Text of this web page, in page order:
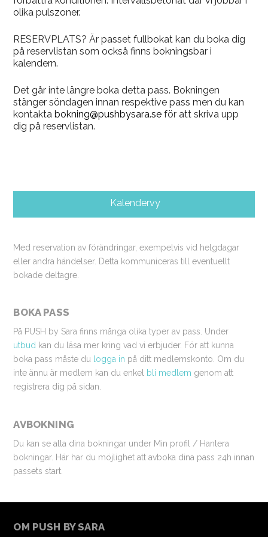
olika pulszoner.
RESERVPLATS? Är passet fullbokat kan du boka dig
på reservlistan som också finns bokningsbar i
kalendern.
Det går inte längre boka detta pass. Bokningen
stänger söndagen innan respektive pass men du kan
kontaktabokning@pushbysara.se för att skriva upp
dig på reservlistan.
Kalendervy
Med reservation av förändringar, exempelvis vid helgdagar
eller andra händelser. Detta kommuniceras till eventuellt
bokade deltagre.
BOKA PASS
På PUSH by Sara finns många olika typer av pass. Under
utbud kan du läsa mer kring vad vi erbjuder. För att kunna
boka pass måste du logga in på ditt medlemskonto. Om du
inte ännu är medlem kan du enkel bli medlem genom att
registrera dig på sidan.
AVBOKNING
Du kan se alla dina bokningar under Min profil / Hantera
bokningar. Här har du möjlighet att avboka dina pass 24h innan
passets start.
OM PUSH BY SARA